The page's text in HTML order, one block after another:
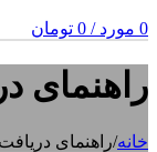
0 مورد /
0 تومان
راهنمای
خانه/راهنمای